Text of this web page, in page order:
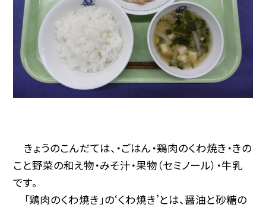
きょうのこんだては、・ごはん・鶏肉のくわ焼き・きの
こと野菜の和え物・みそ汁・果物（セミノール）・牛乳
です。
「鶏肉のくわ焼き」の‘くわ焼き’とは、醤油と砂糖の